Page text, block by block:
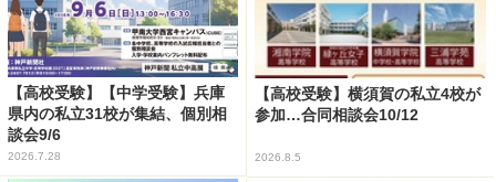
【高校受験】【中学受験】兵庫
県内の私立31校が集結、個別相
談会9/6
2026.7.28
【高校受験】横須賀の私立4校が
参加…合同相談会10/12
2026.8.5